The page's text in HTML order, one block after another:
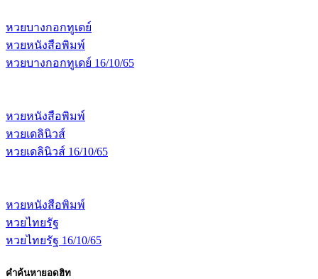
หวยบางกอกทูเดย์
หวยหนังสือพิมพ์
หวยบางกอกทูเดย์ 16/10/65
หวยหนังสือพิมพ์
หวยเดลินิวส์
หวยเดลินิวส์ 16/10/65
หวยหนังสือพิมพ์
หวยไทยรัฐ
หวยไทยรัฐ 16/10/65
คำค้นหายอดฮิท